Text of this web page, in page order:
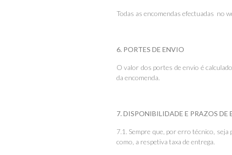
Todas as encomendas efectuadas no
6. PORTES DE ENVIO
O valor dos portes de envio é
da encomenda.
7. DISPONIBILIDADE E PRAZOS DE
7.1. Sempre que, por erro técnico,
como, a respetiva taxa de entrega.